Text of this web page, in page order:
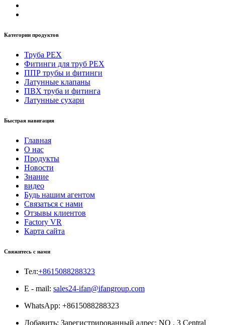
Категории продуктов
Труба PEX
Фитинги для труб PEX
ППР трубы и фитинги
Латунные клапаны
ПВХ труба и фитинга
Латунные сухари
Быстрая навигация
Главная
О нас
Продукты
Новости
Знание
видео
Будь нашим агентом
Связаться с нами
Отзывы клиентов
Factory VR
Карта сайта
Свяжитесь с нами
Тел:+8615088288323
E - mail: sales24-ifan@ifangroup.com
WhatsApp: +8615088288323
Добавить: Зарегистрированный адрес: NO . 3 Central